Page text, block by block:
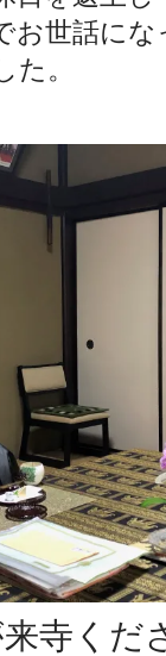
お世話に
。
寺くだ